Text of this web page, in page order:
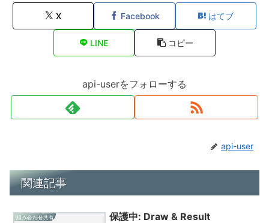
X Facebook はてブ
LINE コピー
api-userをフォローする
api-user
関連記事
組み合わせ共有 保護中: Draw & Result